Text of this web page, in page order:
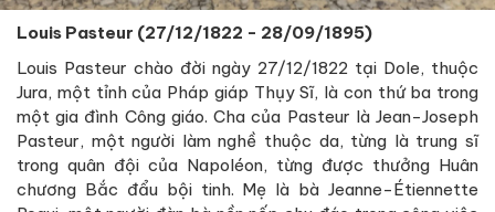
Louis Pasteur (27/12/1822 - 28/09/1895)
Louis Pasteur chào đời ngày 27/12/1822 tại Dole, thuộc
Jura, một tỉnh của Pháp giáp Thụy Sĩ, là con thứ ba trong
một gia đình Công giáo. Cha của Pasteur là Jean-Joseph
Pasteur, một người làm nghề thuộc da, từng là trung sĩ
trong quân đội của Napoléon, từng được thưởng Huân
chương Bắc đẩu bội tinh. Mẹ là bà Jeanne-Étiennette